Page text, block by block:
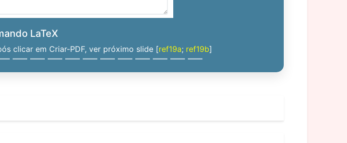
LaTeX
clicar em Criar-PDF, ver próximo slide [ref19a; ref19b]